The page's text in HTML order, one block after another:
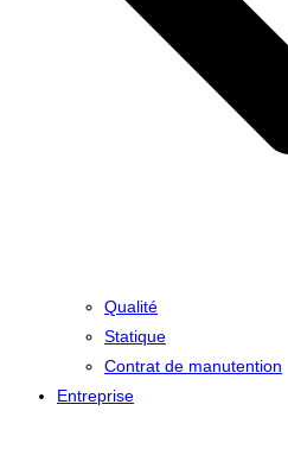
Qualité
Statique
Contrat de manutention
Entreprise